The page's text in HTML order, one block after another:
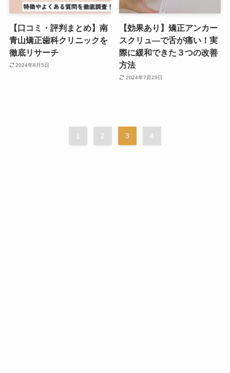
【口コミ・評判まとめ】南
青山矯正歯科クリニックを
徹底リサーチ
2024年8月5日
【効果あり】矯正アンカー
スクリュ―で舌が痛い！実
際に緩和できた３つの改善
方法
2024年7月29日
1 2 3 4